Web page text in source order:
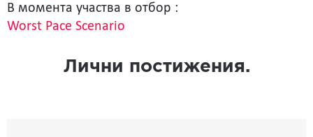
В момента участва в отбор :
Worst Pace Scenario
Лични постижения.